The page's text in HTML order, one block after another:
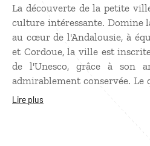
La découverte de la petite
culture intéressante. Domine
au cœur de l'Andalousie, à
et Cordoue, la ville est
de l'Unesco, grâce à son
admirablement conservée. Le
construite sur une ancienne
Lire plus